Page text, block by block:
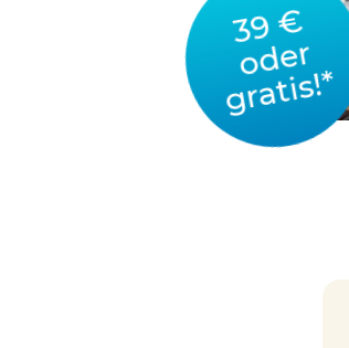
39 €
oder
gratis!*